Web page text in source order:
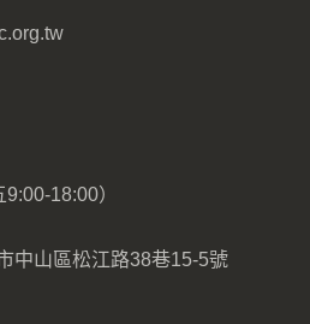
18:00）
中山區松江路38巷15-5號